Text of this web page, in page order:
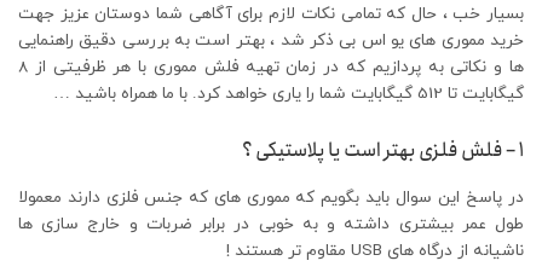
بسیار خب ، حال که تمامی نکات لازم برای آگاهی شما دوستان عزیز جهت
خرید مموری های یو اس بی ذکر شد ، بهتر است به بررسی دقیق راهنمایی
ها و نکاتی به پردازیم که در زمان تهیه فلش مموری با هر ظرفیتی از 8
گیگابایت تا 512 گیگابایت شما را یاری خواهد کرد. با ما همراه باشید …
1 – فلش فلزی بهتر است یا پلاستیکی ؟
در پاسخ این سوال باید بگویم که مموری های که جنس فلزی دارند معمولا
طول عمر بیشتری داشته و به خوبی در برابر ضربات و خارج سازی ها
ناشیانه از درگاه های USB مقاوم تر هستند !